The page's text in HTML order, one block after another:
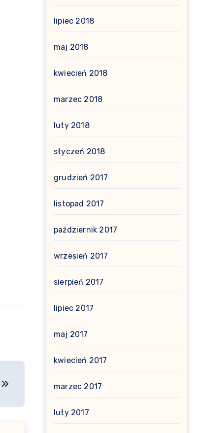
lipiec 2018
maj 2018
kwiecień 2018
marzec 2018
luty 2018
styczeń 2018
grudzień 2017
listopad 2017
październik 2017
wrzesień 2017
sierpień 2017
lipiec 2017
maj 2017
kwiecień 2017
marzec 2017
luty 2017